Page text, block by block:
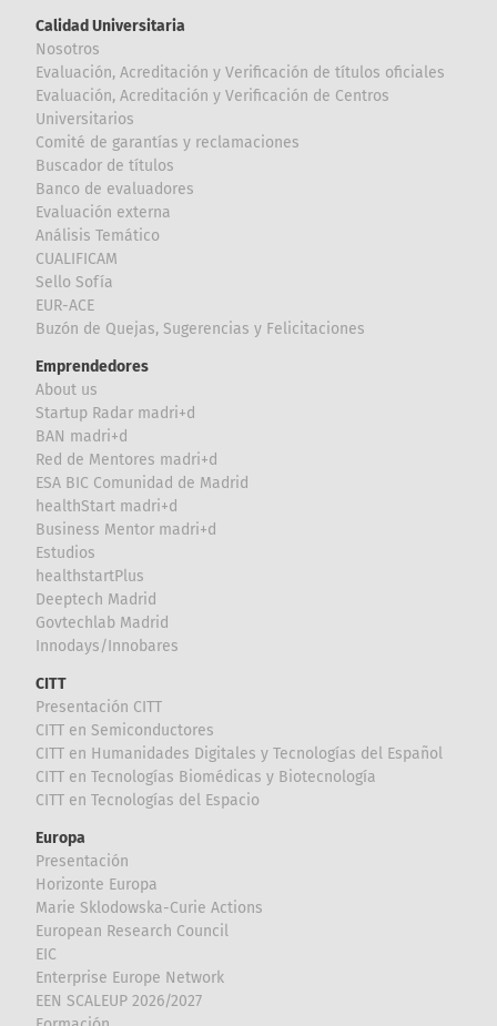
Calidad Universitaria
Nosotros
Evaluación, Acreditación y Verificación de títulos oficiales
Evaluación, Acreditación y Verificación de Centros
Universitarios
Comité de garantías y reclamaciones
Buscador de títulos
Banco de evaluadores
Evaluación externa
Análisis Temático
CUALIFICAM
Sello Sofía
EUR-ACE
Buzón de Quejas, Sugerencias y Felicitaciones
Emprendedores
About us
Startup Radar madri+d
BAN madri+d
Red de Mentores madri+d
ESA BIC Comunidad de Madrid
healthStart madri+d
Business Mentor madri+d
Estudios
healthstartPlus
Deeptech Madrid
Govtechlab Madrid
Innodays/Innobares
CITT
Presentación CITT
CITT en Semiconductores
CITT en Humanidades Digitales y Tecnologías del Español
CITT en Tecnologías Biomédicas y Biotecnología
CITT en Tecnologías del Espacio
Europa
Presentación
Horizonte Europa
Marie Sklodowska-Curie Actions
European Research Council
EIC
Enterprise Europe Network
EEN SCALEUP 2026/2027